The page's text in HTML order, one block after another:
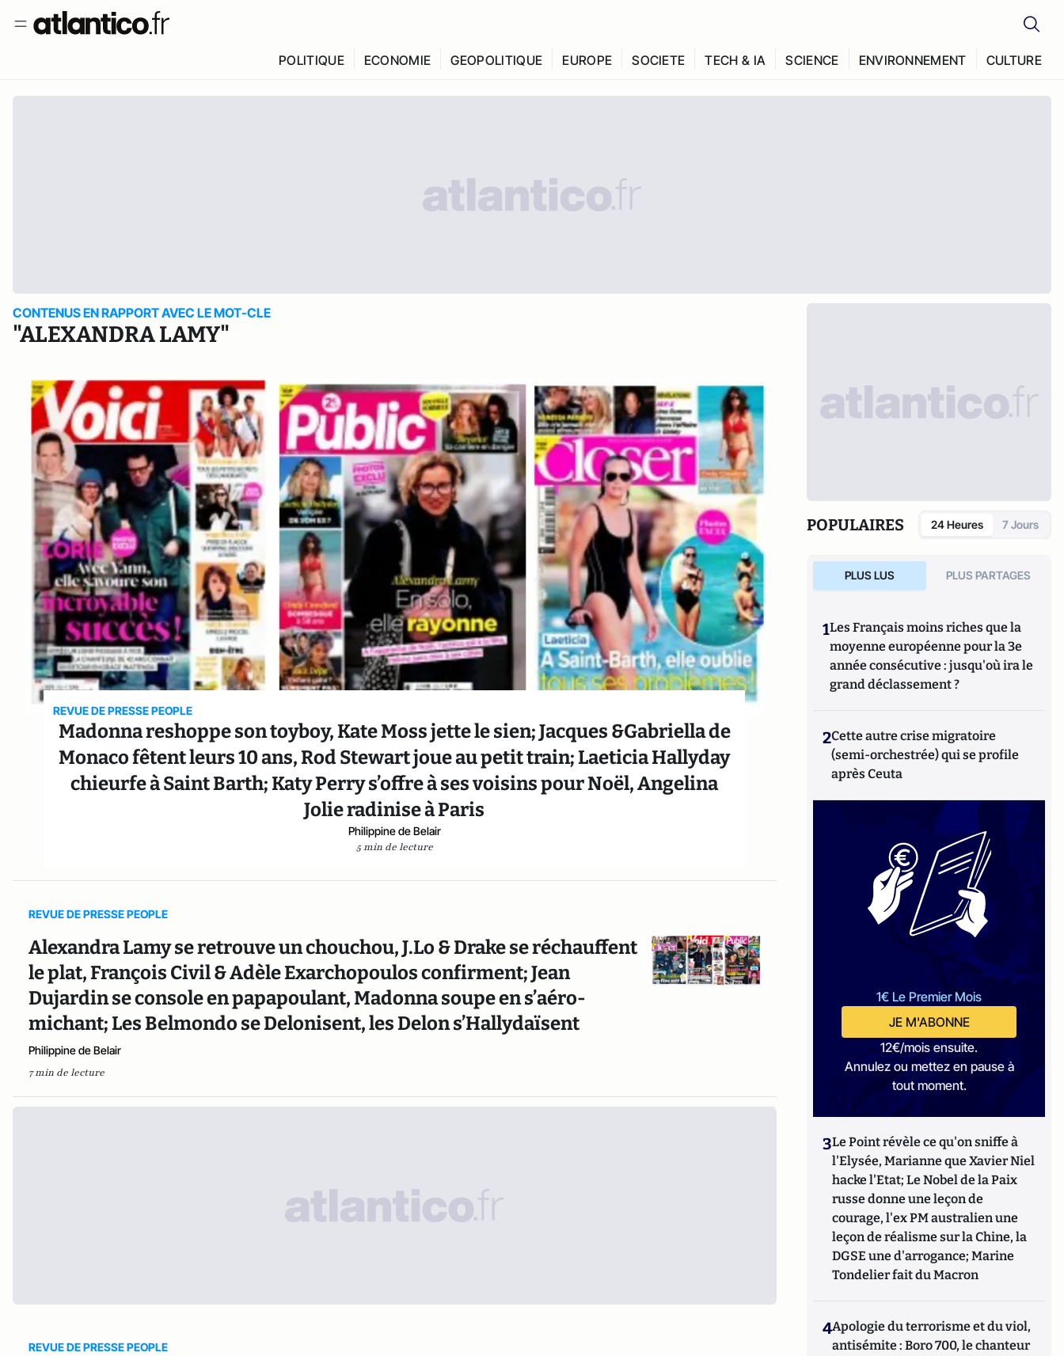
POLITIQUE ECONOMIE GEOPOLITIQUE EUROPE SOCIETE TECH & IA SCIENCE ENVIRONNEMENT CULTURE
CONTENUS EN RAPPORT AVEC LE MOT-CLE
"ALEXANDRA LAMY"
REVUE DE PRESSE PEOPLE
Madonna reshoppe son toyboy, Kate Moss jette le sien; Jacques &Gabriella de
Monaco fêtent leurs 10 ans, Rod Stewart joue au petit train; Laeticia Hallyday
chieurfe à Saint Barth; Katy Perry s’offre à ses voisins pour Noël, Angelina
Jolie radinise à Paris
Philippine de Belair
5 min de lecture
REVUE DE PRESSE PEOPLE
Alexandra Lamy se retrouve un chouchou, J.Lo & Drake se réchauffent
le plat, François Civil & Adèle Exarchopoulos confirment; Jean
Dujardin se console en papapoulant, Madonna soupe en s’aéro-
michant; Les Belmondo se Delonisent, les Delon s’Hallydaïsent
Philippine de Belair
7 min de lecture
REVUE DE PRESSE PEOPLE
POPULAIRES 24 Heures 7 Jours
PLUS LUS PLUS PARTAGES
1Les Français moins riches que la
moyenne européenne pour la 3e
année consécutive : jusqu'où ira le
grand déclassement ?
2Cette autre crise migratoire
(semi-orchestrée) qui se profile
après Ceuta
1€ Le Premier Mois
JE M'ABONNE
12€/mois ensuite.
Annulez ou mettez en pause à
tout moment.
3Le Point révèle ce qu'on sniffe à
l'Elysée, Marianne que Xavier Niel
hacke l'Etat; Le Nobel de la Paix
russe donne une leçon de
courage, l'ex PM australien une
leçon de réalisme sur la Chine, la
DGSE une d'arrogance; Marine
Tondelier fait du Macron
4Apologie du terrorisme et du viol,
antisémite : Boro 700, le chanteur